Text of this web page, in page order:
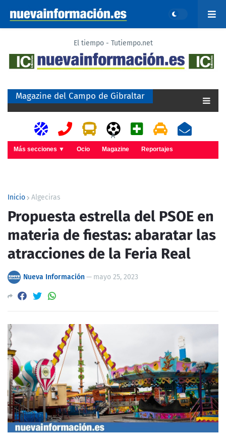
El tiempo - Tutiempo.net
Magazine del Campo de Gibraltar
A
Más secciones ▼ Ocio Magazine Reportajes
Inicio Algeciras
Propuesta estrella del PSOE en
materia de fiestas: abaratar las
atracciones de la Feria Real
Nueva Información— mayo 25, 2023